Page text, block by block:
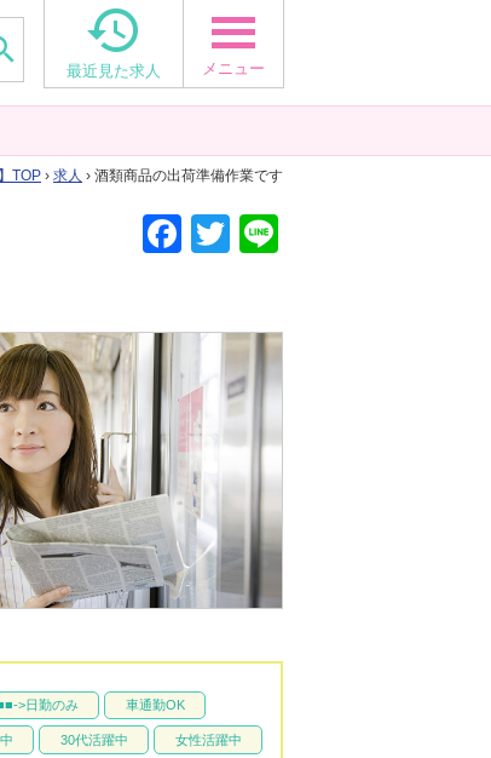

最近見た求人 メニュー
TOP › 求人 › 酒類商品の出荷準備作業です
F
b
o
o
k
T
er
>日勤のみ 車通勤OK
30代活躍中 女性活躍中